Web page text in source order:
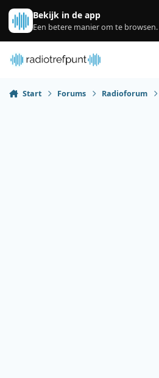
Spring naar bijdragen
Bekijk in de app
Een betere manier om te browsen.
Start Forums Radioforum